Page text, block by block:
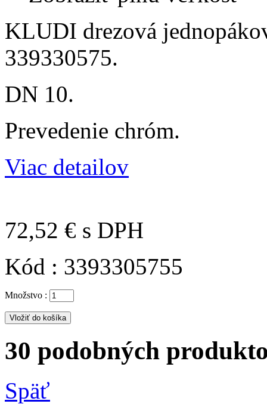
KLUDI drezová
339330575 .
DN 10.
Prevedenie chróm.
Viac detailov
72,52 € s DPH
Kód : 3393305755
Množstvo :
30 podobných
Späť